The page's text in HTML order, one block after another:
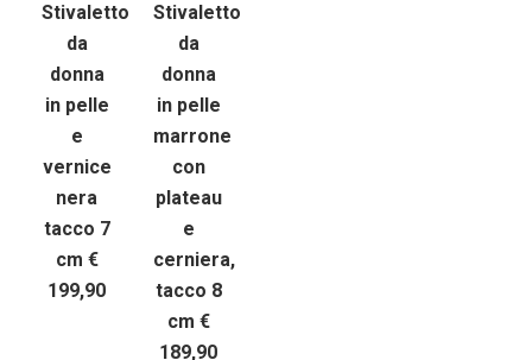
Stivaletto
da
donna
in pelle
e
vernice
nera
tacco 7
cm €
199,90
Stivaletto
da
donna
in pelle
marrone
con
plateau
e
cerniera,
tacco 8
cm €
189,90